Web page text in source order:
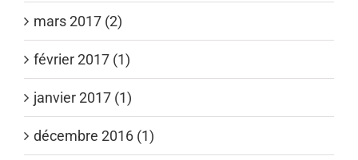
mars 2017 (2)
février 2017 (1)
janvier 2017 (1)
décembre 2016 (1)